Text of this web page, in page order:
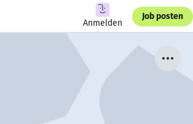
Anmelden
Job posten